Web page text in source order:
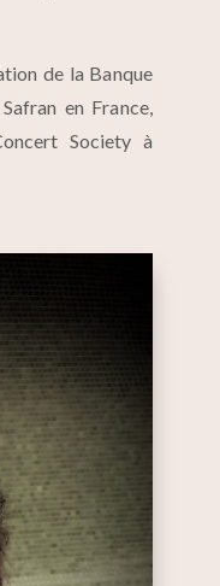
de la Banque
en France,
Society à